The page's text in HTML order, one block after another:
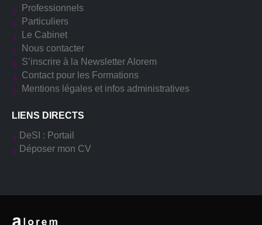
Professionnels
Particuliers
Le Cabinet
Nous contacter
S’inscrire à la Newsletter Alorem
Contact pour les Formations
Mentions légales et infos administratives
LIENS DIRECTS
DeSI : Portail
Déposer mon CV